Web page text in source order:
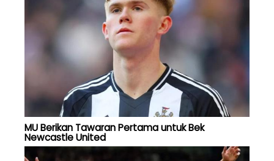
MU Berikan Tawaran Pertama untuk Bek
Newcastle United